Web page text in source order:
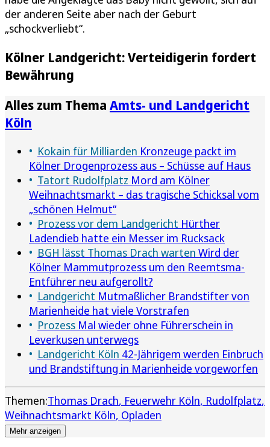
der anderen Seite aber nach der Geburt
„schockverliebt“.
Kölner Landgericht: Verteidigerin fordert
Bewährung
Alles zum Thema Amts- und Landgericht
Köln
Kokain für Milliarden Kronzeuge packt im
Kölner Drogenprozess aus – Schüsse auf Haus
Tatort Rudolfplatz Mord am Kölner
Weihnachtsmarkt – das tragische Schicksal vom
„schönen Helmut“
Prozess vor dem Landgericht Hürther
Ladendieb hatte ein Messer im Rucksack
BGH lässt Thomas Drach warten Wird der
Kölner Mammutprozess um den Reemtsma-
Entführer neu aufgerollt?
Landgericht Mutmaßlicher Brandstifter von
Marienheide hat viele Vorstrafen
Prozess Mal wieder ohne Führerschein in
Leverkusen unterwegs
Landgericht Köln 42-Jährigem werden Einbruch
und Brandstiftung in Marienheide vorgeworfen
Themen:Thomas Drach Feuerwehr Köln Rudolfplatz
Weihnachtsmarkt Köln Opladen
Mehr anzeigen